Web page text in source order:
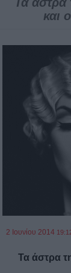
και
2 Ιουνίου 2014
Τα άστρα